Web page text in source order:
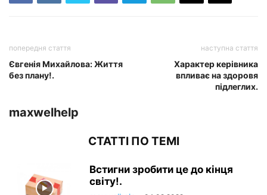
попередня стаття
Євгенія Михайлова: Життя
без плану!.
наступна стаття
Характер керівника
впливає на здоровя
підлеглих.
maxwelhelp
СТАТТІ ПО ТЕМІ
Встигни зробити це до кінця
світу!.